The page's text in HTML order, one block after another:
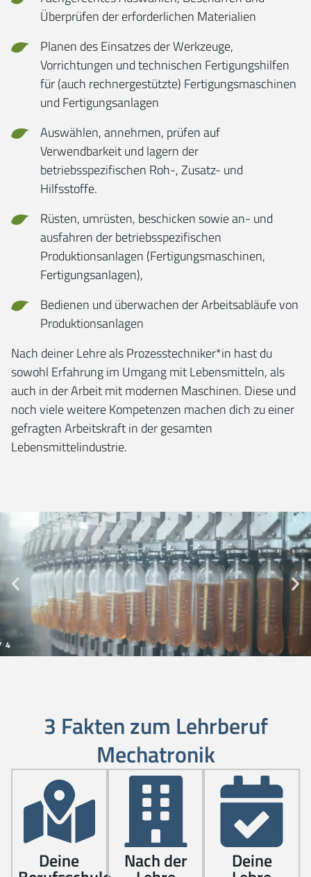
Überprüfen der erforderlichen Materialien
Planen des Einsatzes der Werkzeuge,
Vorrichtungen und technischen Fertigungshilfen
für (auch rechnergestützte) Fertigungsmaschinen
und Fertigungsanlagen
Auswählen, annehmen, prüfen auf
Verwendbarkeit und lagern der
betriebsspezifischen Roh-, Zusatz- und
Hilfsstoffe.
Rüsten, umrüsten, beschicken sowie an- und
ausfahren der betriebsspezifischen
Produktionsanlagen (Fertigungsmaschinen,
Fertigungsanlagen),
Bedienen und überwachen der Arbeitsabläufe von
Produktionsanlagen
Nach deiner Lehre als Prozesstechniker*in hast du
sowohl Erfahrung im Umgang mit Lebensmitteln, als
auch in der Arbeit mit modernen Maschinen. Diese und
noch viele weitere Kompetenzen machen dich zu einer
gefragten Arbeitskraft in der gesamten
Lebensmittelindustrie.
4
3 Fakten zum Lehrberuf
Mechatronik
Deine Nach der Deine